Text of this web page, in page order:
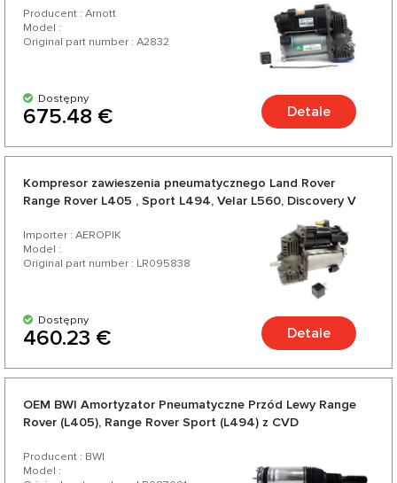
Producent : Arnott
Model :
Original part number : A2832
Dostępny
675.48 € Detale
Kompresor zawieszenia pneumatycznego Land Rover
Range Rover L405 , Sport L494, Velar L560, Discovery V
Importer : AEROPIK
Model :
Original part number : LR095838
Dostępny
460.23 € Detale
OEM BWI Amortyzator Pneumatyczne Przód Lewy Range
Rover (L405), Range Rover Sport (L494) z CVD
Producent : BWI
Model :